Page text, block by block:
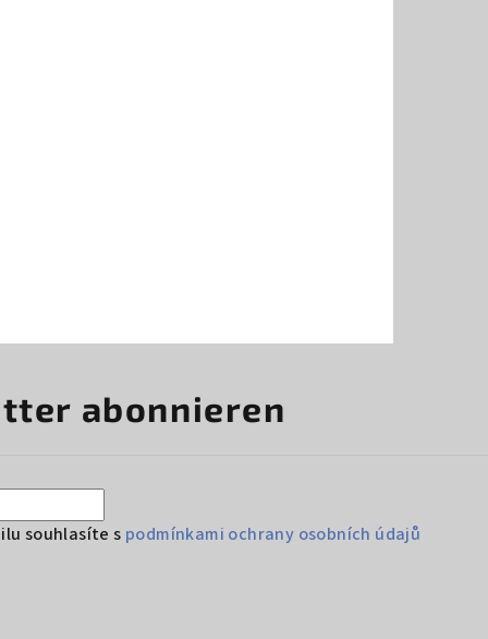
abonnieren
souhlasíte s podmínkami ochrany osobních údajů